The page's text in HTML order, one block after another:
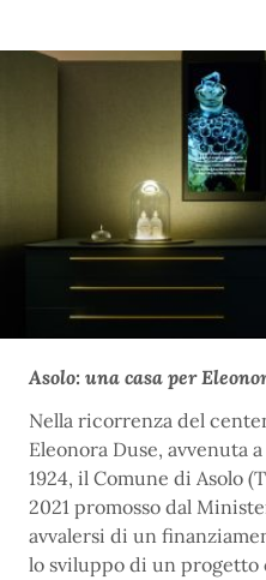
Asolo: una casa per
Nella ricorrenza del
Eleonora Duse, avvenuta
1924, il Comune di Asolo
2021 promosso dal
avvalersi di un
lo sviluppo di un progetto